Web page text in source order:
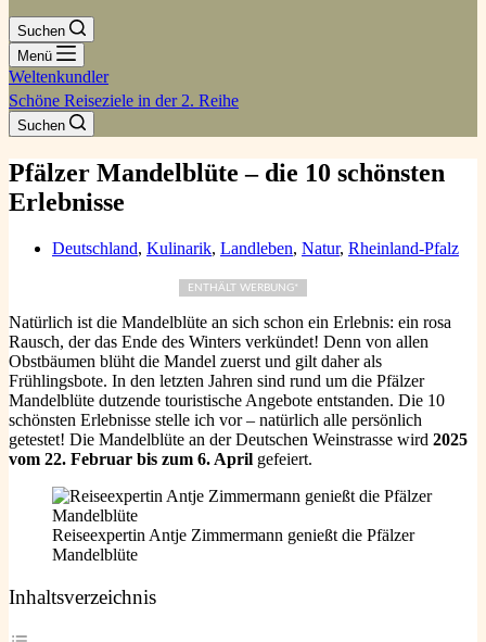
Suchen
Menü
Weltenkundler
Schöne Reiseziele in der 2. Reihe
Suchen
Pfälzer Mandelblüte – die 10 schönsten
Erlebnisse
Deutschland, Kulinarik, Landleben, Natur, Rheinland-Pfalz
ENTHÄLT WERBUNG*
Natürlich ist die Mandelblüte an sich schon ein Erlebnis: ein rosa
Rausch, der das Ende des Winters verkündet! Denn von allen
Obstbäumen blüht die Mandel zuerst und gilt daher als
Frühlingsbote. In den letzten Jahren sind rund um die Pfälzer
Mandelblüte dutzende touristische Angebote entstanden. Die 10
schönsten Erlebnisse stelle ich vor – natürlich alle persönlich
getestet! Die Mandelblüte an der Deutschen Weinstrasse wird 2025
vom 22. Februar bis zum 6. April gefeiert.
Reiseexpertin Antje Zimmermann genießt die Pfälzer
Mandelblüte
Inhaltsverzeichnis